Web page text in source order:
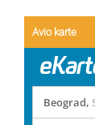
Avio karte
Beograd,